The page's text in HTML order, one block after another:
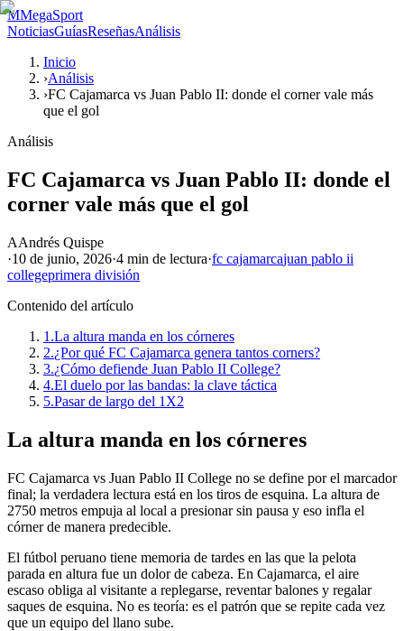
MMegaSport
NoticiasGuíasReseñasAnálisis
Inicio
›Análisis
›FC Cajamarca vs Juan Pablo II: donde el corner vale más
que el gol
Análisis
FC Cajamarca vs Juan Pablo II: donde el
corner vale más que el gol
AAndrés Quispe
·10 de junio, 2026·4 min de lectura·fc cajamarcajuan pablo ii
collegeprimera división
Contenido del artículo
1.La altura manda en los córneres
2.¿Por qué FC Cajamarca genera tantos corners?
3.¿Cómo defiende Juan Pablo II College?
4.El duelo por las bandas: la clave táctica
5.Pasar de largo del 1X2
La altura manda en los córneres
FC Cajamarca vs Juan Pablo II College no se define por el marcador
final; la verdadera lectura está en los tiros de esquina. La altura de
2750 metros empuja al local a presionar sin pausa y eso infla el
córner de manera predecible.
El fútbol peruano tiene memoria de tardes en las que la pelota
parada en altura fue un dolor de cabeza. En Cajamarca, el aire
escaso obliga al visitante a replegarse, reventar balones y regalar
saques de esquina. No es teoría: es el patrón que se repite cada vez
que un equipo del llano sube.